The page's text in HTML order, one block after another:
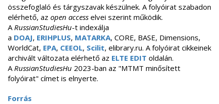
összefoglaló és tárgyszavak készülnek. A folyóirat szabadon
elérhető, az open access elvei szerint működik.
ARussianStudiesHu-t indexálja
a DOAJ, ERIHPLUS, MATARKA, CORE, BASE, Dimensions,
WorldCat, EPA, CEEOL, Scilit, elibrary.ru. A folyóirat cikkeinek
archivált változata elérhető az ELTE EDIT oldalán.
ARussianStudiesHu 2023-ban az "MTMT minősített
folyóirat" címet is elnyerte.
Forrás